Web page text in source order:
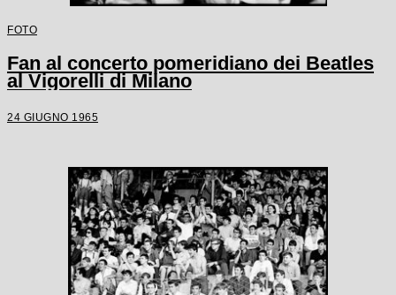
FOTO
Fan al concerto pomeridiano dei Beatles
al Vigorelli di Milano
24 GIUGNO 1965